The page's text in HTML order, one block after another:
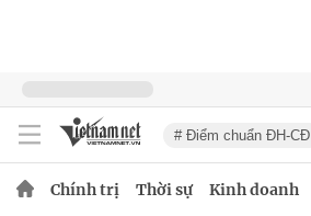
# Điểm chuẩn ĐH-CĐ
Chính trị Thời sự Kinh doanh